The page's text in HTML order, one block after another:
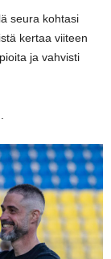
seura kohtasi
kertaa viiteen
ja vahvisti